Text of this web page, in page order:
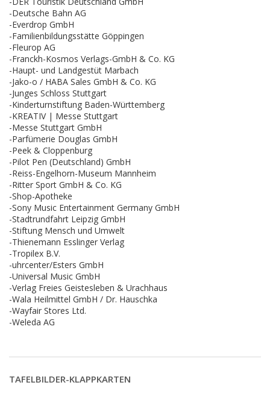
-Deutsche Bahn AG
-Everdrop GmbH
-Familienbildungsstätte Göppingen
-Fleurop AG
-Franckh-Kosmos Verlags-GmbH & Co. KG
-Haupt- und Landgestüt Marbach
-Jako-o / HABA Sales GmbH & Co. KG
-Junges Schloss Stuttgart
-Kinderturnstiftung Baden-Württemberg
-KREATIV | Messe Stuttgart
-Messe Stuttgart GmbH
-Parfümerie Douglas GmbH
-Peek & Cloppenburg
-Pilot Pen (Deutschland) GmbH
-Reiss-Engelhorn-Museum Mannheim
-Ritter Sport GmbH & Co. KG
-Shop-Apotheke
-Sony Music Entertainment Germany GmbH
-Stadtrundfahrt Leipzig GmbH
-Stiftung Mensch und Umwelt
-Thienemann Esslinger Verlag
-Tropilex B.V.
-uhrcenter/Esters GmbH
-Universal Music GmbH
-Verlag Freies Geistesleben & Urachhaus
-Wala Heilmittel GmbH / Dr. Hauschka
-Wayfair Stores Ltd.
-Weleda AG
TAFELBILDER-KLAPPKARTEN